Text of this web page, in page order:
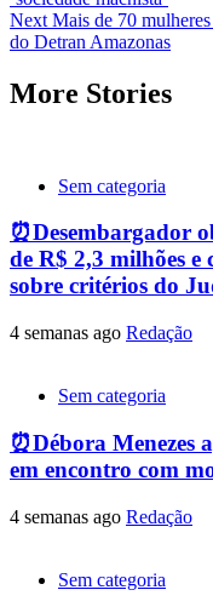
navigation
Next Mais de 70
do Detran Amazonas
More Stories
Sem categoria
⏰Desembargador
de R$ 2,3 milhões e
sobre critérios do
4 semanas ago Redação
Sem categoria
⏰Débora Menezes
em encontro com
4 semanas ago Redação
Sem categoria